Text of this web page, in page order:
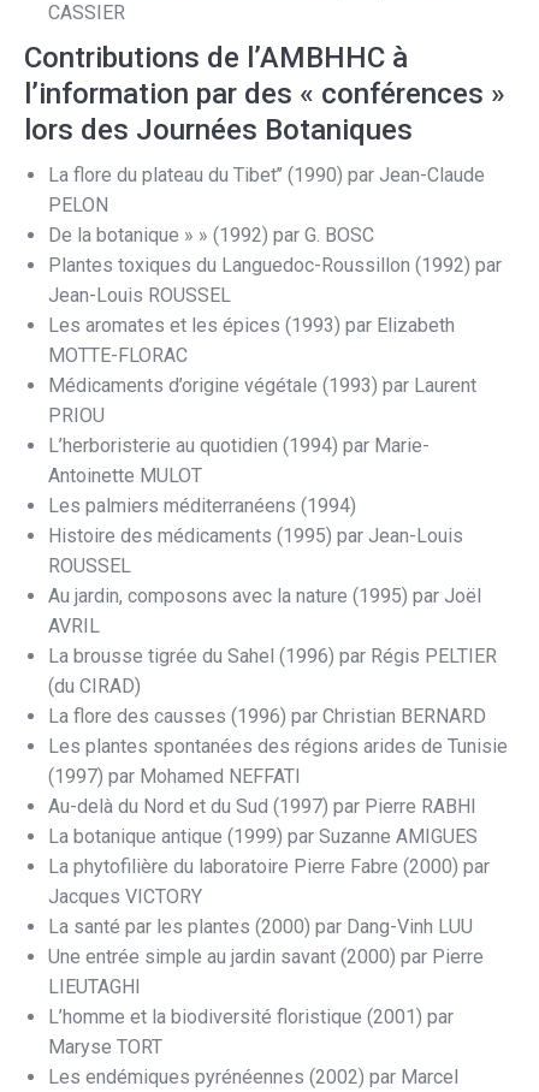
CASSIER
Contributions de l’AMBHHC à
l’information par des « conférences »
lors des Journées Botaniques
La flore du plateau du Tibet’’ (1990) par Jean-Claude
PELON
De la botanique » » (1992) par G. BOSC
Plantes toxiques du Languedoc-Roussillon (1992) par
Jean-Louis ROUSSEL
Les aromates et les épices (1993) par Elizabeth
MOTTE-FLORAC
Médicaments d’origine végétale (1993) par Laurent
PRIOU
L’herboristerie au quotidien (1994) par Marie-
Antoinette MULOT
Les palmiers méditerranéens (1994)
Histoire des médicaments (1995) par Jean-Louis
ROUSSEL
Au jardin, composons avec la nature (1995) par Joël
AVRIL
La brousse tigrée du Sahel (1996) par Régis PELTIER
(du CIRAD)
La flore des causses (1996) par Christian BERNARD
Les plantes spontanées des régions arides de Tunisie
(1997) par Mohamed NEFFATI
Au-delà du Nord et du Sud (1997) par Pierre RABHI
La botanique antique (1999) par Suzanne AMIGUES
La phytofilière du laboratoire Pierre Fabre (2000) par
Jacques VICTORY
La santé par les plantes (2000) par Dang-Vinh LUU
Une entrée simple au jardin savant (2000) par Pierre
LIEUTAGHI
L’homme et la biodiversité floristique (2001) par
Maryse TORT
Les endémiques pyrénéennes (2002) par Marcel